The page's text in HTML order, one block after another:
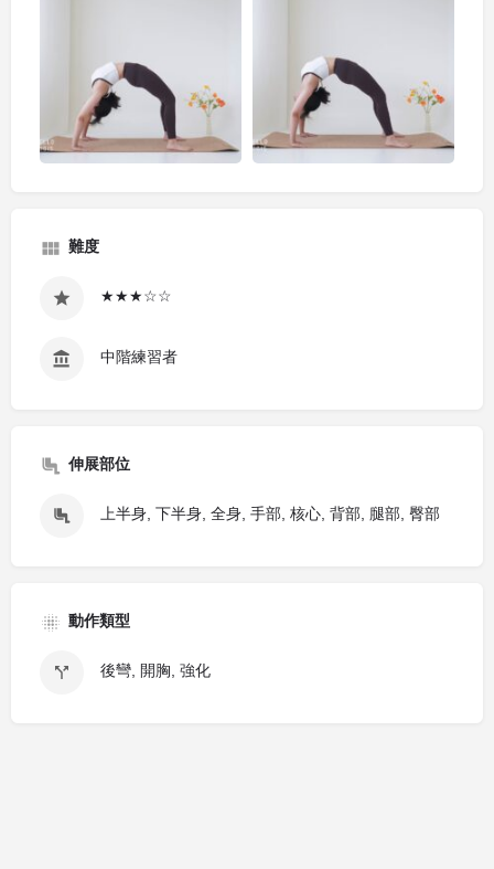
難度
★★★☆☆
中階練習者
伸展部位
上半身, 下半身, 全身, 手部, 核心, 背部, 腿部, 臀部
動作類型
後彎, 開胸, 強化